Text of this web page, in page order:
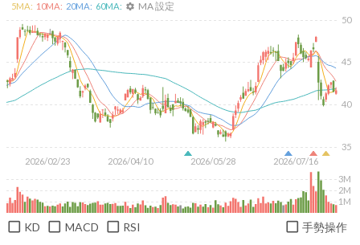
2026/02/23 2026/04/10 2026/05/28 2026/07/16
35
40
45
50
1M
2M
3M
5MA: 10MA: 20MA: 60MA: settings MA 設定
KD MACD RSI 手勢操作